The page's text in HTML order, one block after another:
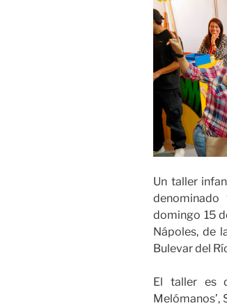
Un taller
denominado
domingo 15
Nápoles, de
Bulevar del
El taller es
Melómanos’,